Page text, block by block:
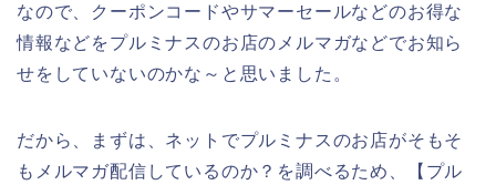
なので、クーポンコードやサマーセールなどのお得な
情報などをプルミナスのお店のメルマガなどでお知ら
せをしていないのかな～と思いました。
だから、まずは、ネットでプルミナスのお店がそもそ
もメルマガ配信しているのか？を調べるため、【プル